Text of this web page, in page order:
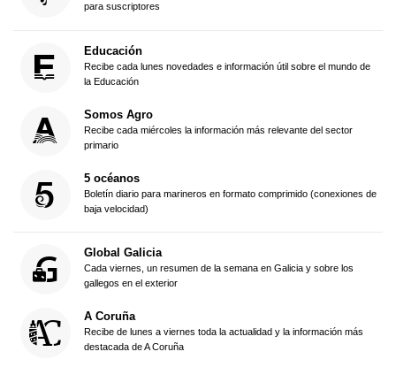
para suscriptores
Educación
Recibe cada lunes novedades e información útil sobre el mundo de
la Educación
Somos Agro
Recibe cada miércoles la información más relevante del sector
primario
5 océanos
Boletín diario para marineros en formato comprimido (conexiones de
baja velocidad)
Global Galicia
Cada viernes, un resumen de la semana en Galicia y sobre los
gallegos en el exterior
A Coruña
Recibe de lunes a viernes toda la actualidad y la información más
destacada de A Coruña